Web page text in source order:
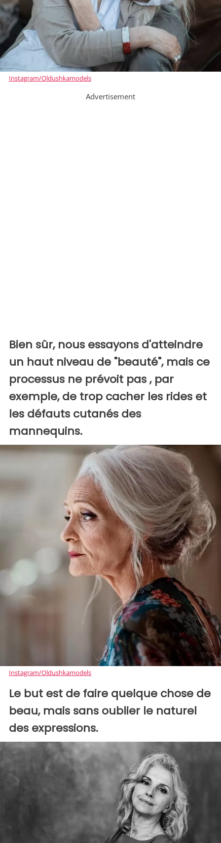
Instagram/Oldushkamodels
Advertisement
Bien sûr, nous essayons d'atteindre
un haut niveau de "beauté", mais ce
processus ne prévoit pas , par
exemple, de trop cacher les rides et
les défauts cutanés des
mannequins.
Instagram/Oldushkamodels
Le but est de faire quelque chose de
beau, mais sans oublier le naturel
des expressions.